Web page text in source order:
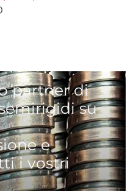
partner di
su
e
i vostri